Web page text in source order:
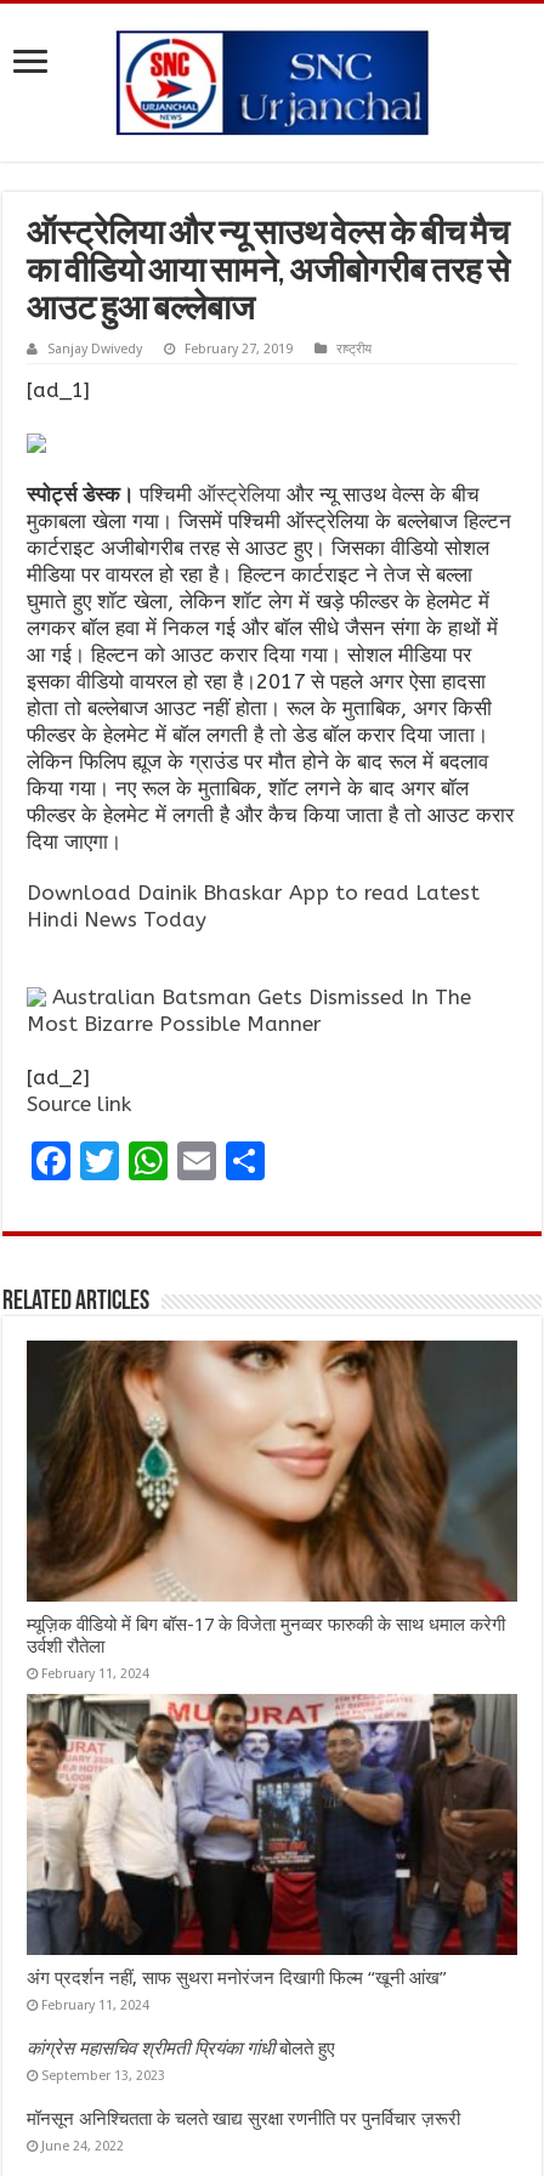
ऑस्ट्रेलिया और न्यू साउथ वेल्स के बीच मैच
का वीडियो आया सामने, अजीबोगरीब तरह से
आउट हुआ बल्लेबाज
Sanjay Dwivedy February 27, 2019 राष्ट्रीय
[ad_1]
स्पोर्ट्स डेस्क।पश्चिमीऑस्ट्रेलिया और न्यू साउथ वेल्स के बीच
मुकाबला खेला गया। जिसमें पश्चिमी ऑस्ट्रेलिया के बल्लेबाज हिल्टन
कार्टराइट अजीबोगरीब तरह से आउट हुए। जिसका वीडियो सोशल
मीडिया पर वायरल हो रहा है। हिल्टनकार्टराइट ने तेज से बल्ला
घुमाते हुए शॉट खेला, लेकिन शॉट लेग में खड़े फील्डर के हेलमेट में
लगकर बॉल हवा में निकल गई और बॉल सीधे जैसन संगा के हाथों में
आ गई। हिल्टन को आउट करार दिया गया। सोशल मीडिया पर
इसका वीडियो वायरल हो रहा है।2017 से पहले अगर ऐसा हादसा
होता तो बल्लेबाज आउट नहीं होता। रूल के मुताबिक, अगर किसी
फील्डर के हेलमेट में बॉल लगती है तो डेड बॉल करार दिया जाता।
लेकिन फिलिप ह्यूज के ग्राउंड पर मौत होने के बाद रूल में बदलाव
किया गया। नए रूल के मुताबिक, शॉट लगने के बाद अगर बॉल
फील्डर के हेलमेट में लगती है और कैच किया जाता है तो आउट करार
दिया जाएगा।
Download Dainik Bhaskar App to read Latest
Hindi News Today
Australian Batsman Gets Dismissed In The
Most Bizarre Possible Manner
[ad_2]
Source link
F
ce
o
o
k
T
it
r
W
at
A
p
p
E
ai ar
Related Articles
म्यूज़िक वीडियो में बिग बॉस-17 के विजेता मुनव्वर फारुकी के साथ धमाल करेगी
उर्वशी रौतेला
February 11, 2024
अंग प्रदर्शन नहीं, साफ सुथरा मनोरंजन दिखागी फिल्म “खूनी आंख”
February 11, 2024
कांग्रेस महासचिव श्रीमती प्रियंका गांधीबोलते हुए
September 13, 2023
मॉनसून अनिश्चितता के चलते खाद्य सुरक्षा रणनीति पर पुनर्विचार ज़रूरी
June 24, 2022